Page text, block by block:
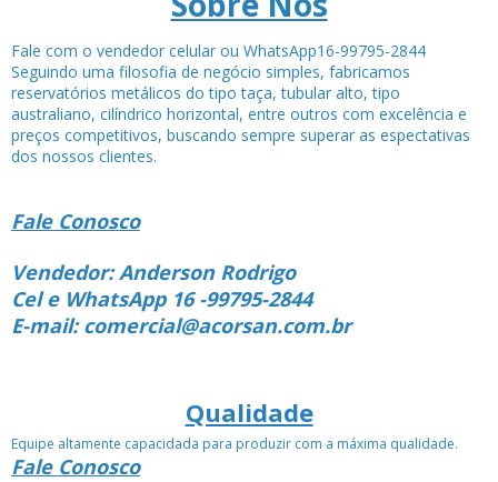
Fale com o vendedor celular ou WhatsApp16-99795-2844
Seguindo uma filosofia de negócio simples, fabricamos
reservatórios metálicos do tipo taça, tubular alto, tipo
australiano, cilíndrico horizontal, entre outros com excelência e
preços competitivos, buscando sempre superar as espectativas
dos nossos clientes.
Fale Conosco
Vendedor: Anderson Rodrigo
Cel e WhatsApp 16 -99795-2844
E-mail: comercial@acorsan.com.br
Qualidade
Equipe altamente capacidada para produzir com a máxima qualidade.
Fale Conosco